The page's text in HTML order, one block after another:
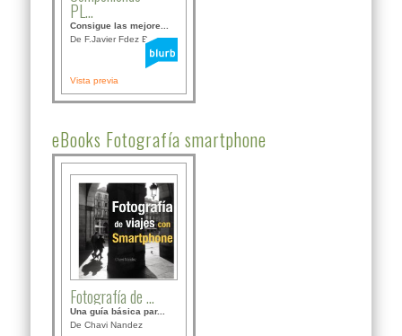
PL...
Consigue las mejore...
De F.Javier Fdez Bor...
Vista previa
eBooks Fotografía smartphone
Fotografía de ...
Una guía básica par...
De Chavi Nandez